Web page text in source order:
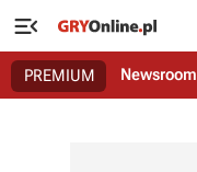

PREMIUM Newsroom